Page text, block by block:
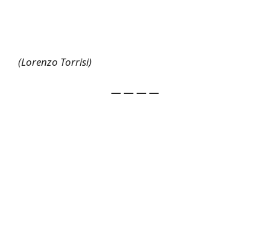
(Lorenzo Torrisi)
— — — —